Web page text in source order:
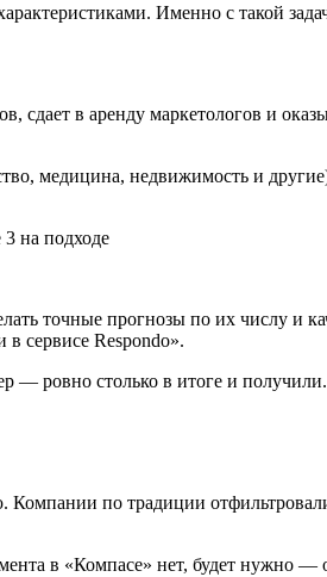
Именно с такой
в аренду маркетологов и
медицина, недвижимость и
точные прогнозы по их числу и
сервисе Respondo».
— ровно столько в итоге и
по традиции
в «Компасе» нет, будет нужно —